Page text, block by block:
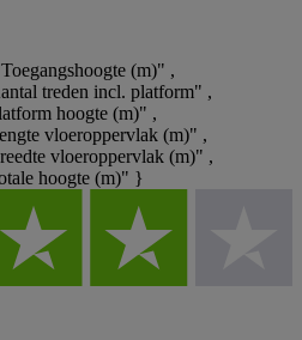
(m)" ,
treden incl. platform" ,
hoogte (m)" ,
vloeroppervlak (m)" ,
vloeroppervlak (m)" ,
hoogte (m)" }